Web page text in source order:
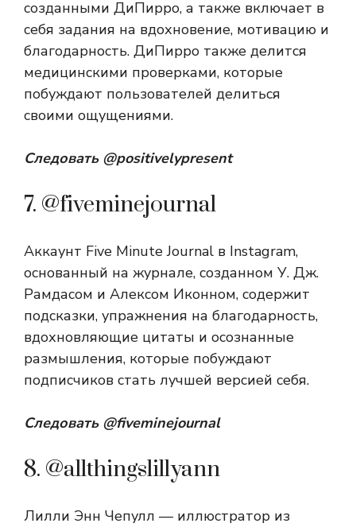
созданными ДиПирро, а также включает в
себя задания на вдохновение, мотивацию и
благодарность. ДиПирро также делится
медицинскими проверками, которые
побуждают пользователей делиться
своими ощущениями.
Следовать @positivelypresent
7. @fiveminejournal
Аккаунт Five Minute Journal в Instagram,
основанный на журнале, созданном У. Дж.
Рамдасом и Алексом Иконном, содержит
подсказки, упражнения на благодарность,
вдохновляющие цитаты и осознанные
размышления, которые побуждают
подписчиков стать лучшей версией себя.
Следовать @fiveminejournal
8. @allthingslillyann
Лилли Энн Чепулл — иллюстратор из